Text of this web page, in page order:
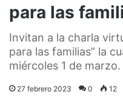
para las
Invitan a la charla
para las familias” la
miércoles 1 de marzo.
27 febrero 2023 0 12